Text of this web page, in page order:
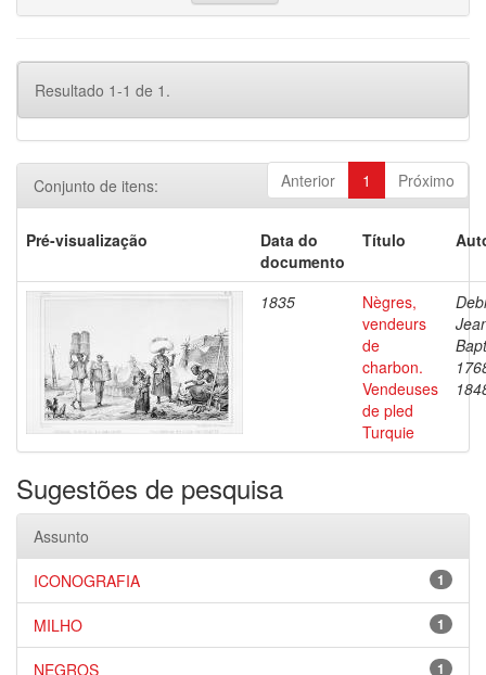
Resultado 1-1 de 1.
Anterior 1 Próximo
Conjunto de itens:
Pré-visualização
Data do
documento
Título
1835
Nègres,
vendeurs
de
charbon.
Vendeuses
de pled
Turquie
Sugestões de pesquisa
Assunto
1
ICONOGRAFIA
1
MILHO
1
NEGROS